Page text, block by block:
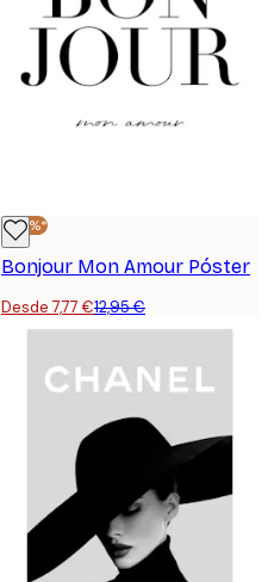
-40%*
Bonjour Mon Amour Póster
Desde 7,77 €12,95 €